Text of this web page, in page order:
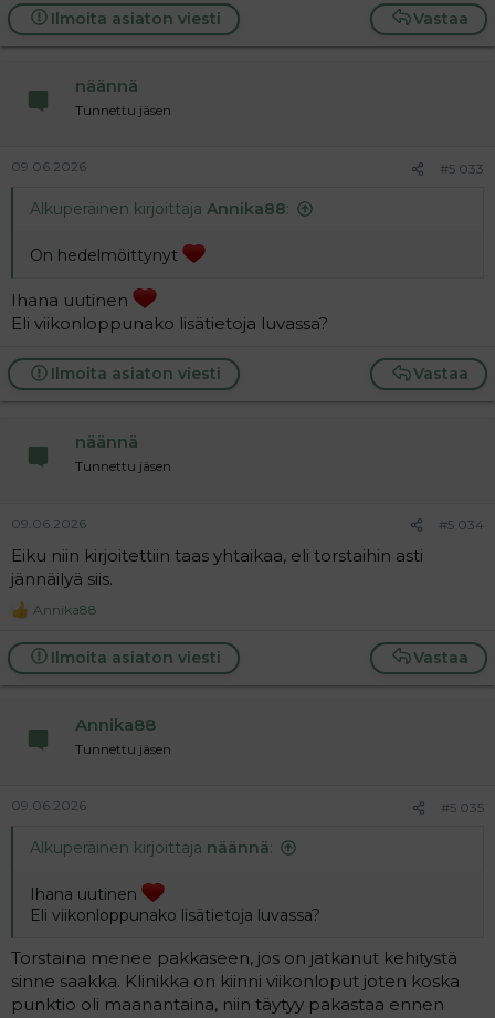
a
c
t
Vastaa
Ilmoita asiaton viesti
näännä
Tunnettu jäsen
09.06.2026 #5 033
Alkuperäinen kirjoittaja Annika88:
On hedelmöittynyt
Ihana uutinen
Eli viikonloppunako lisätietoja luvassa?
Vastaa
Ilmoita asiaton viesti
näännä
Tunnettu jäsen
09.06.2026 #5 034
Eiku niin kirjoitettiin taas yhtaikaa, eli torstaihin asti
jännäilyä siis.
R
a
c
t
Annika88
Vastaa
Ilmoita asiaton viesti
Annika88
Tunnettu jäsen
09.06.2026 #5 035
Alkuperäinen kirjoittaja näännä:
Ihana uutinen
Eli viikonloppunako lisätietoja luvassa?
Torstaina menee pakkaseen, jos on jatkanut kehitystä
sinne saakka. Klinikka on kiinni viikonloput joten koska
punktio oli maanantaina, niin täytyy pakastaa ennen